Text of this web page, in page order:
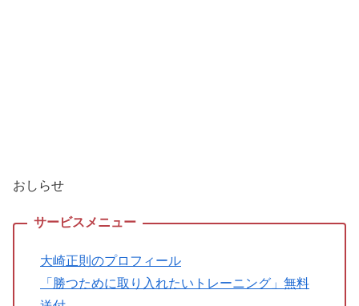
おしらせ
大崎正則のプロフィール
「勝つために取り入れたいトレーニング」無料